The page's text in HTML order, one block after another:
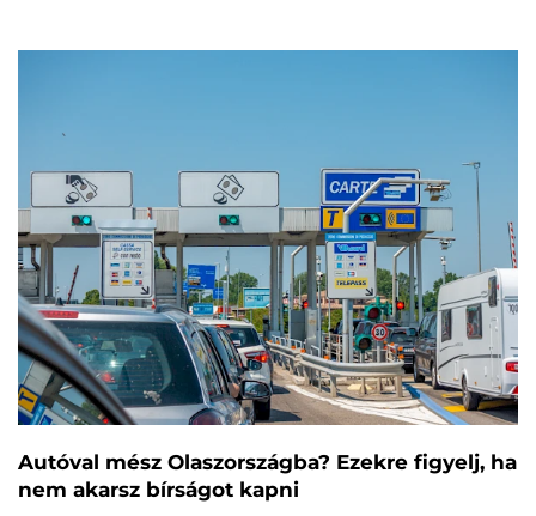
Autóval mész Olaszországba? Ezekre figyelj, ha
nem akarsz bírságot kapni